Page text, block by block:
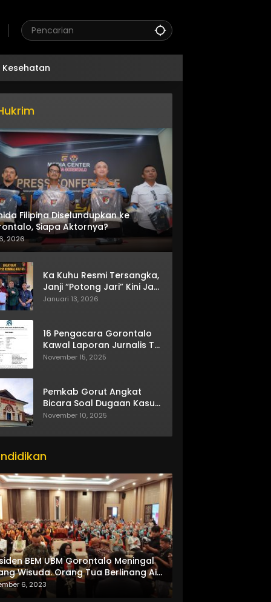
Kesehatan
Filipina Diselundupkan ke
Siapa Aktornya?
2026
Ka Kuhu Resmi Tersangka,
Janji “Potong Jari” Kini Jadi
Bumerang
Januari 13, 2026
16 Pengacara Gorontalo
Kawal Laporan Jurnalis TV
One
November 15, 2025
Pemkab Gorut Angkat
Bicara Soal Dugaan Kasus
Asusila Oknum ASN
November 10, 2025
BEM UBM Gorontalo Meningal
Wisuda. Orang Tua Berlinang Air
Menerima SKL dan Pemasangan
6, 2023